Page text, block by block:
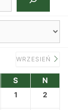
WRZESIEŃ
S N
1 2